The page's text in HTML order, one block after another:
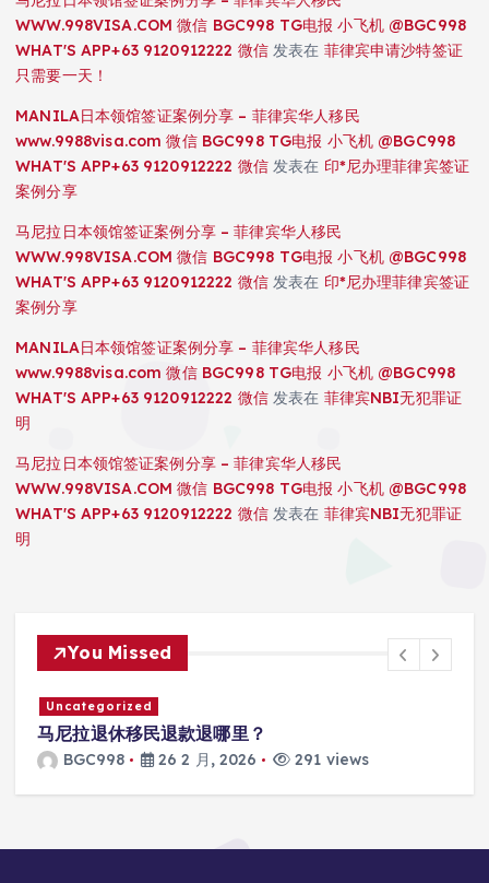
WWW.998VISA.COM 微信 BGC998 TG电报 小飞机 @BGC998
WHAT'S APP+63 9120912222 微信发表在 菲律宾申请沙特签证
只需要一天！
MANILA日本领馆签证案例分享 – 菲律宾华人移民
www.9988visa.com 微信 BGC998 TG电报 小飞机 @BGC998
WHAT'S APP+63 9120912222 微信发表在 印*尼办理菲律宾签证
案例分享
马尼拉日本领馆签证案例分享 – 菲律宾华人移民
WWW.998VISA.COM 微信 BGC998 TG电报 小飞机 @BGC998
WHAT'S APP+63 9120912222 微信发表在 印*尼办理菲律宾签证
案例分享
MANILA日本领馆签证案例分享 – 菲律宾华人移民
www.9988visa.com 微信 BGC998 TG电报 小飞机 @BGC998
WHAT'S APP+63 9120912222 微信发表在 菲律宾NBI无犯罪证
明
马尼拉日本领馆签证案例分享 – 菲律宾华人移民
WWW.998VISA.COM 微信 BGC998 TG电报 小飞机 @BGC998
WHAT'S APP+63 9120912222 微信发表在 菲律宾NBI无犯罪证
明
You Missed
Uncategorized
马尼拉退休移民退款退哪里？
BGC998 26 2 月, 2026 291 views